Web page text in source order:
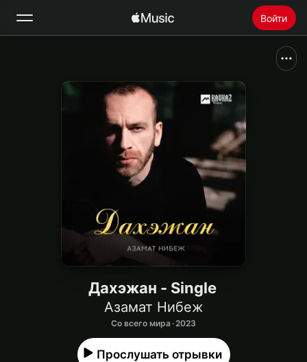
Войти
Главная
Установить Apple Music
Дахэжан - Single
Азамат Нибеж
Со всего мира · 2023
Прослушать отрывки